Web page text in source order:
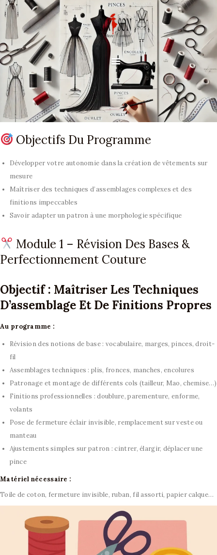
ACCUEIL
À PROPOS
ROBES DE MARIAGE
ROBE DE CÉRÉMONIE
ROBES MÈRE DE
MARIÉE
CRÉATIONS UNIQUES
ROBE DE GALA
TENUE HABILLÉE
BLOG
Objectifs Du Programme
Développer votre autonomie dans la création de vêtements sur
mesure
Maîtriser des techniques d’assemblages complexes et des
finitions impeccables
Savoir adapter un patron à une morphologie spécifique
Module 1 – Révision Des Bases &
Perfectionnement Couture
Objectif : Maîtriser Les Techniques
D’assemblage Et De Finitions Propres
Au programme :
Révision des notions de base : vocabulaire, marges, pinces, droit-
fil
Assemblages techniques : plis, fronces, manches, encolures
Patronage et montage de différents cols (tailleur, Mao, chemise…)
Finitions professionnelles : doublure, parementure, enforme,
volants
Pose de fermeture éclair invisible, remplacement sur veste ou
manteau
Ajustements simples sur patron : cintrer, élargir, déplacer une
pince
Matériel nécessaire :
Toile de coton, fermeture invisible, ruban, fil assorti, papier calque…